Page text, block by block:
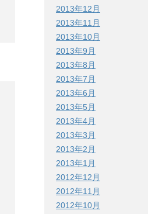
2013年12月
2013年11月
2013年10月
2013年9月
2013年8月
2013年7月
2013年6月
2013年5月
2013年4月
2013年3月
2013年2月
2013年1月
2012年12月
2012年11月
2012年10月